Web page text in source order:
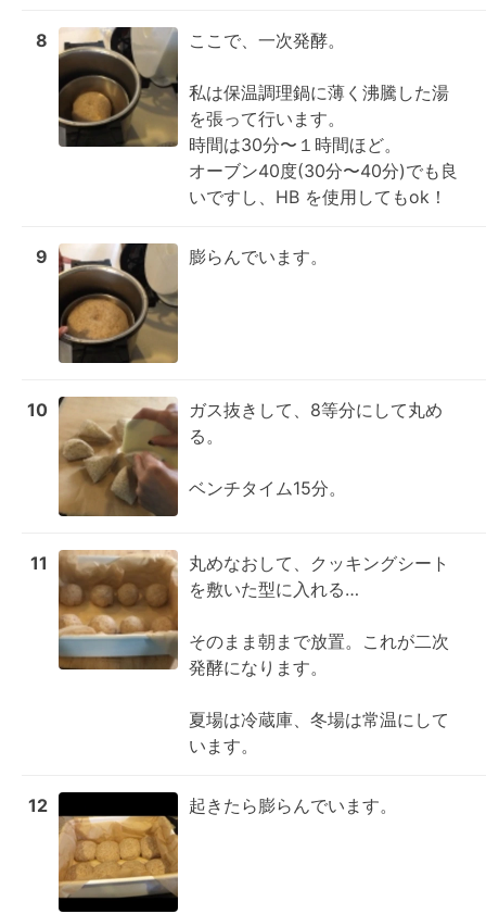
8 ここで、一次発酵。
私は保温調理鍋に薄く沸騰した湯
を張って行います。
時間は30分〜１時間ほど。
オーブン40度(30分〜40分)でも良
いですし、HB を使用してもok！
9 膨らんでいます。
10
ガス抜きして、8等分にして丸め
る。
ベンチタイム15分。
11
丸めなおして、クッキングシート
を敷いた型に入れる…
そのまま朝まで放置。これが二次
発酵になります。
夏場は冷蔵庫、冬場は常温にして
います。
12 起きたら膨らんでいます。